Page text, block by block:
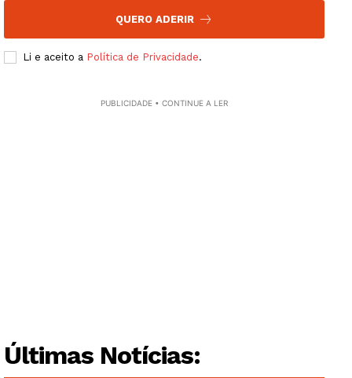
SUBSCREVA JÁ!
Institucional
QUERO ADERIR
Li e aceito a Política de Privacidade.
PUBLICIDADE • CONTINUE A LER
Últimas Notícias: